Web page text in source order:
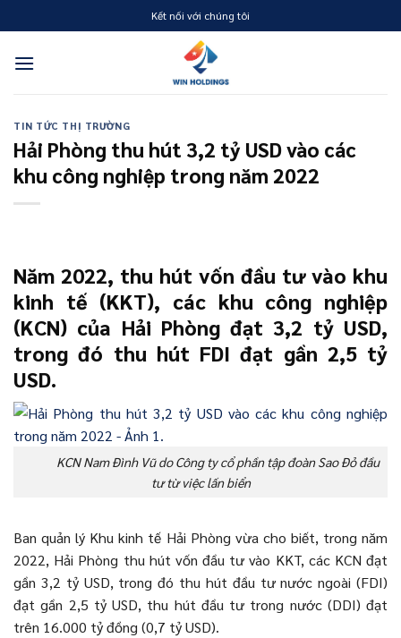
to
content
Kết nối với chúng tôi
TIN TỨC THỊ TRƯỜNG
Hải Phòng thu hút 3,2 tỷ USD vào các
khu công nghiệp trong năm 2022
Năm 2022, thu hút vốn đầu tư vào khu
kinh tế (KKT), các khu công nghiệp
(KCN) của Hải Phòng đạt 3,2 tỷ USD,
trong đó thu hút FDI đạt gần 2,5 tỷ
USD.
KCN Nam Đình Vũ do Công ty cổ phần tập đoàn Sao Đỏ đầu
tư từ việc lấn biển
Ban quản lý Khu kinh tế Hải Phòng vừa cho biết, trong năm
2022, Hải Phòng thu hút vốn đầu tư vào KKT, các KCN đạt
gần 3,2 tỷ USD, trong đó thu hút đầu tư nước ngoài (FDI)
đạt gần 2,5 tỷ USD, thu hút đầu tư trong nước (DDI) đạt
trên 16.000 tỷ đồng (0,7 tỷ USD).